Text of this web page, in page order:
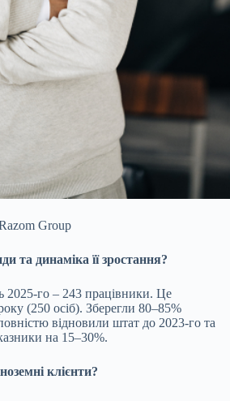
Group
та динаміка її зростання?
2025-го – 243 працівники. Це
(250 осіб). Зберегли 80–85%
відновили штат до 2023-го та
на 15–30%.
клієнти?